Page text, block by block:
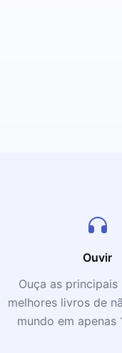
Ouvir
Ouça as
melhores livros de
mundo em apenas